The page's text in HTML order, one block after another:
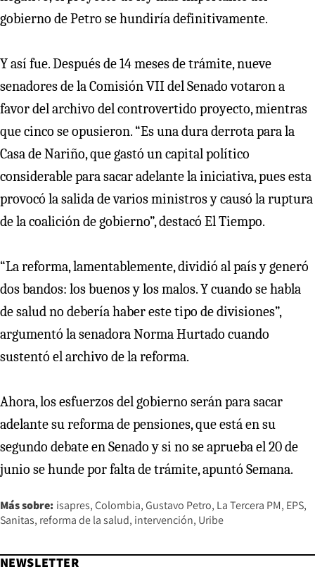
gobierno de Petro se hundiría definitivamente.
Y así fue. Después de 14 meses de trámite, nueve
senadores de la Comisión VII del Senado votaron a
favor del archivo del controvertido proyecto, mientras
que cinco se opusieron. “Es una dura derrota para la
Casa de Nariño, que gastó un capital político
considerable para sacar adelante la iniciativa, pues esta
provocó la salida de varios ministros y causó la ruptura
de la coalición de gobierno”, destacó El Tiempo.
“La reforma, lamentablemente, dividió al país y generó
dos bandos: los buenos y los malos. Y cuando se habla
de salud no debería haber este tipo de divisiones”,
argumentó la senadora Norma Hurtado cuando
sustentó el archivo de la reforma.
Ahora, los esfuerzos del gobierno serán para sacar
adelante su reforma de pensiones, que está en su
segundo debate en Senado y si no se aprueba el 20 de
junio se hunde por falta de trámite, apuntó Semana.
Más sobre: isapres Colombia Gustavo Petro La Tercera PM EPS
Sanitas reforma de la salud intervención Uribe
NEWSLETTER